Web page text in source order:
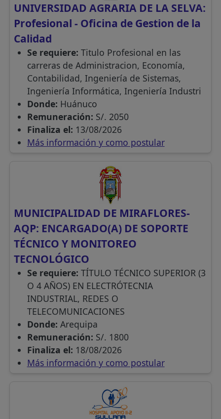
UNIVERSIDAD AGRARIA DE LA SELVA:
Profesional - Oficina de Gestion de la
Calidad
Se requiere: Titulo Profesional en las
carreras de Administracion, Economía,
Contabilidad, Ingeniería de Sistemas,
Ingeniería Informática, Ingeniería Industri
Donde: Huánuco
Remuneración: S/. 2050
Finaliza el: 13/08/2026
Más información y como postular
MUNICIPALIDAD DE MIRAFLORES-
AQP: ENCARGADO(A) DE SOPORTE
TÉCNICO Y MONITOREO
TECNOLÓGICO
Se requiere: TÍTULO TÉCNICO SUPERIOR (3
O 4 AÑOS) EN ELECTRÓTECNIA
INDUSTRIAL, REDES O
TELECOMUNICACIONES
Donde: Arequipa
Remuneración: S/. 1800
Finaliza el: 18/08/2026
Más información y como postular